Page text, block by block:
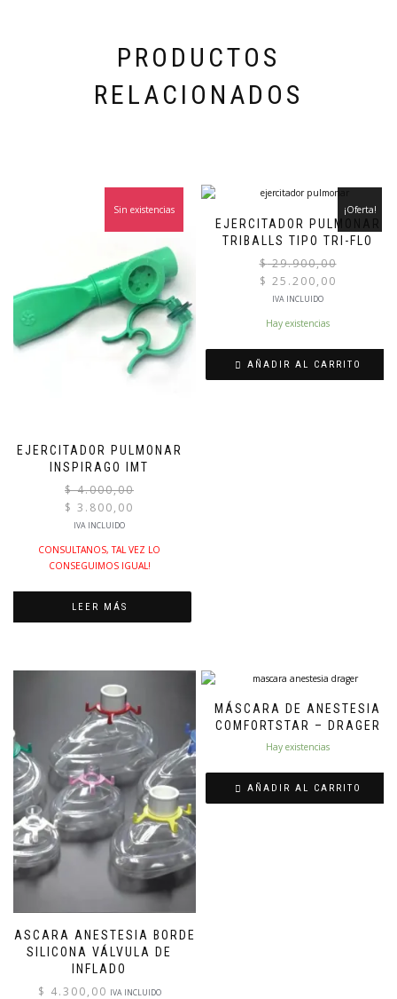
PRODUCTOS
RELACIONADOS
EJERCITADOR PULMONAR
INSPIRAGO IMT
¡Oferta!
$4.000,00
$ 3.800,00
El
actual
es:
IVA INCLUIDO
Sin existencias
CONSULTANOS, TAL VEZ LO
CONSEGUIMOS IGUAL!
LEER MÁS
EJERCITADOR PULMONAR
TRIBALLS TIPO TRI-FLO
¡Oferta!
$29.900,00
$ 25.200,00
El
actual
$ 25.200,00.
IVA INCLUIDO
Hay existencias
AÑADIR AL CARRITO
MASCARA ANESTESIA BORDE
SILICONA VÁLVULA DE
INFLADO
$ 4.300,00 IVA INCLUIDO
MÁSCARA DE ANESTESIA
COMFORTSTAR – DRAGER
Hay existencias
AÑADIR AL CARRITO